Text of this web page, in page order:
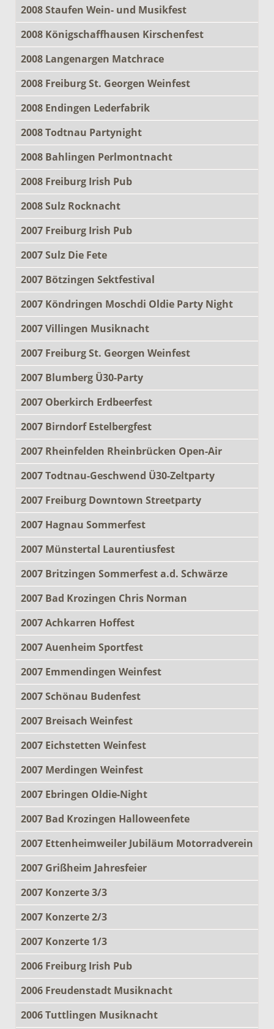
2008 Staufen Wein- und Musikfest
2008 Königschaffhausen Kirschenfest
2008 Langenargen Matchrace
2008 Freiburg St. Georgen Weinfest
2008 Endingen Lederfabrik
2008 Todtnau Partynight
2008 Bahlingen Perlmontnacht
2008 Freiburg Irish Pub
2008 Sulz Rocknacht
2007 Freiburg Irish Pub
2007 Sulz Die Fete
2007 Bötzingen Sektfestival
2007 Köndringen Moschdi Oldie Party Night
2007 Villingen Musiknacht
2007 Freiburg St. Georgen Weinfest
2007 Blumberg Ü30-Party
2007 Oberkirch Erdbeerfest
2007 Birndorf Estelbergfest
2007 Rheinfelden Rheinbrücken Open-Air
2007 Todtnau-Geschwend Ü30-Zeltparty
2007 Freiburg Downtown Streetparty
2007 Hagnau Sommerfest
2007 Münstertal Laurentiusfest
2007 Britzingen Sommerfest a.d. Schwärze
2007 Bad Krozingen Chris Norman
2007 Achkarren Hoffest
2007 Auenheim Sportfest
2007 Emmendingen Weinfest
2007 Schönau Budenfest
2007 Breisach Weinfest
2007 Eichstetten Weinfest
2007 Merdingen Weinfest
2007 Ebringen Oldie-Night
2007 Bad Krozingen Halloweenfete
2007 Ettenheimweiler Jubiläum Motorradverein
2007 Grißheim Jahresfeier
2007 Konzerte 3/3
2007 Konzerte 2/3
2007 Konzerte 1/3
2006 Freiburg Irish Pub
2006 Freudenstadt Musiknacht
2006 Tuttlingen Musiknacht